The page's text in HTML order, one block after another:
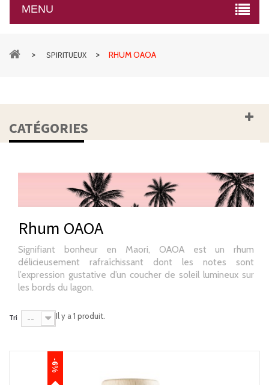
MENU
> SPIRITUEUX > RHUM OAOA
CATÉGORIES
Rhum OAOA
Signifiant bonheur en Maori, OAOA est un rhum
délicieusement rafraîchissant dont les notes sont
l’expression gustative d’un coucher de soleil lumineux sur
les bords du lagon.
Tri -- Il y a 1 produit.
-6%